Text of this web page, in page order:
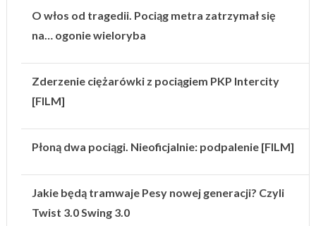
O włos od tragedii. Pociąg metra zatrzymał się
na… ogonie wieloryba
Zderzenie ciężarówki z pociągiem PKP Intercity
[FILM]
Płoną dwa pociągi. Nieoficjalnie: podpalenie [FILM]
Jakie będą tramwaje Pesy nowej generacji? Czyli
Twist 3.0 Swing 3.0